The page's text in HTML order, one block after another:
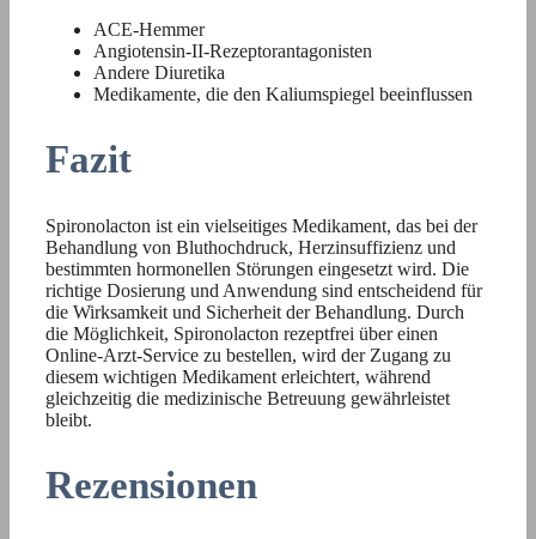
ACE-Hemmer
Angiotensin-II-Rezeptorantagonisten
Andere Diuretika
Medikamente, die den Kaliumspiegel beeinflussen
Fazit
Spironolacton ist ein vielseitiges Medikament, das bei der
Behandlung von Bluthochdruck, Herzinsuffizienz und
bestimmten hormonellen Störungen eingesetzt wird. Die
richtige Dosierung und Anwendung sind entscheidend für
die Wirksamkeit und Sicherheit der Behandlung. Durch
die Möglichkeit, Spironolacton rezeptfrei über einen
Online-Arzt-Service zu bestellen, wird der Zugang zu
diesem wichtigen Medikament erleichtert, während
gleichzeitig die medizinische Betreuung gewährleistet
bleibt.
Rezensionen